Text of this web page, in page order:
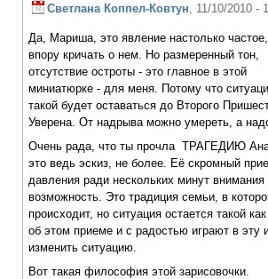
Светлана Коппел-Ковтун, 11/10/2010 -
Да, Мариша, это явление настолько
впору кричать о нем. Но размеренный тон,
отсутствие остроты - это главное в этой
миниатюрке - для меня. Потому что
такой будет оставаться до Второго
Уверена. От надрыва можно умереть, а
Очень рада, что ты прочла ТРАГЕДИЮ
это ведь эскиз, не более. Её скромный
давления ради нескольких минут внимания
возможность. Это традиция семьи, в
происходит, но ситуация остается такой
об этом приеме и с радостью играют в эту
изменить ситуацию.
Вот такая философия этой зарисовочки.